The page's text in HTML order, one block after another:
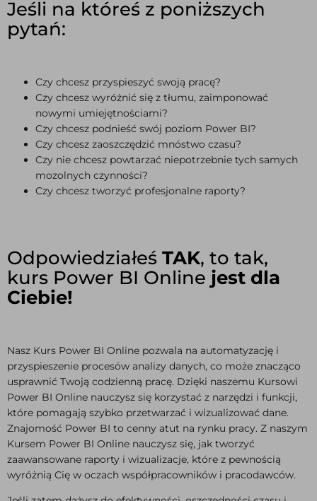
Jeśli na któreś z poniższych
pytań:
Czy chcesz przyspieszyć swoją pracę?
Czy chcesz wyróżnić się z tłumu, zaimponować
nowymi umiejętnościami?
Czy chcesz podnieść swój poziom Power BI?
Czy chcesz zaoszczędzić mnóstwo czasu?
Czy nie chcesz powtarzać niepotrzebnie tych samych
mozolnych czynności?
Czy chcesz tworzyć profesjonalne raporty?
Odpowiedziałeś TAK, to tak,
kurs Power BI Online jest dla
Ciebie!
Nasz Kurs Power BI Online pozwala na automatyzację i
przyspieszenie procesów analizy danych, co może znacząco
usprawnić Twoją codzienną pracę. Dzięki naszemu Kursowi
Power BI Online nauczysz się korzystać z narzędzi i funkcji,
które pomagają szybko przetwarzać i wizualizować dane.
Znajomość Power BI to cenny atut na rynku pracy. Z naszym
Kursem Power BI Online nauczysz się, jak tworzyć
zaawansowane raporty i wizualizacje, które z pewnością
wyróżnią Cię w oczach współpracowników i pracodawców.